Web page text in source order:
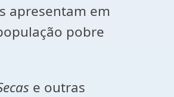
apresentam em
pobre
e outras